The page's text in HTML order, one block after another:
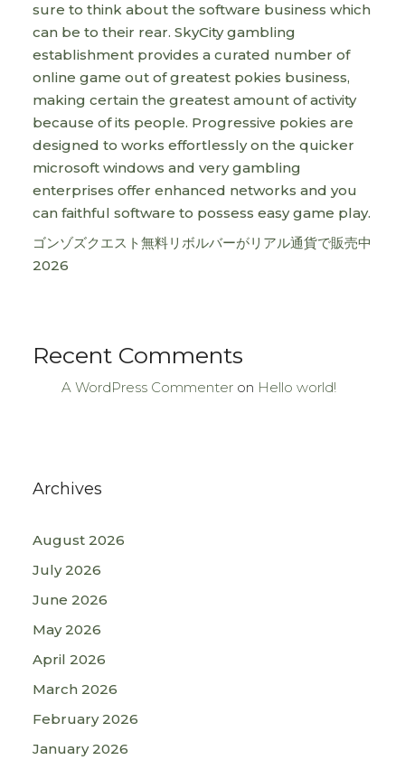
sure to think about the software business which
can be to their rear. SkyCity gambling
establishment provides a curated number of
online game out of greatest pokies business,
making certain the greatest amount of activity
because of its people. Progressive pokies are
designed to works effortlessly on the quicker
microsoft windows and very gambling
enterprises offer enhanced networks and you
can faithful software to possess easy game play.
ゴンゾズクエスト無料リボルバーがリアル通貨で販売中
2026
Recent Comments
A WordPress Commenter on Hello world!
Archives
August 2026
July 2026
June 2026
May 2026
April 2026
March 2026
February 2026
January 2026